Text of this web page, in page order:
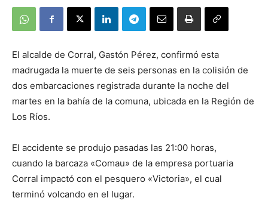
El alcalde de Corral, Gastón Pérez, confirmó esta
madrugada la muerte de seis personas en la colisión de
dos embarcaciones registrada durante la noche del
martes en la bahía de la comuna, ubicada en la Región de
Los Ríos.
El accidente se produjo pasadas las 21:00 horas,
cuando la barcaza «Comau» de la empresa portuaria
Corral impactó con el pesquero «Victoria», el cual
terminó volcando en el lugar.